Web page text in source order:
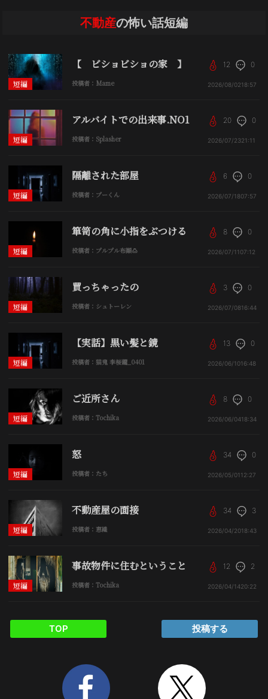
不動産の怖い話短編
短編
【 ビショビショの家 】
投稿者：Mame
12 0
2026/08/0218:57
短編
アルバイトでの出来事.NO1
投稿者：Splasher
20 0
2026/07/2321:11
短編
隔離された部屋
投稿者：プーくん
6 0
2026/07/1807:57
短編
箪笥の角に小指をぶつける
投稿者：プルプル布顚🍮
8 0
2026/07/11 07:12
短編
買っちゃったの
投稿者：シュトーレン
3 0
2026/07/0816:44
短編
【実話】黒い髪と鏡
投稿者：猫鬼 李桜鑼_0401
13 0
2026/06/1016:48
短編
ご近所さん
投稿者：Tochika
8 0
2026/06/0418:34
短編
怒
投稿者：たち
34 0
2026/05/01 12:27
短編
不動産屋の面接
投稿者：恵織
34 3
2026/04/2018:43
短編
事故物件に住むということ
投稿者：Tochika
12 2
2026/04/1420:22
TOP 投稿する